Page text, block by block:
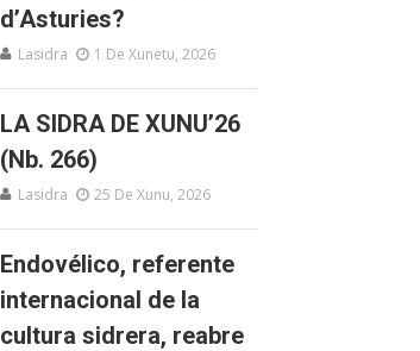
d’Asturies?
Lasidra 1 De Xunetu, 2026
LA SIDRA DE XUNU’26
(Nb. 266)
Lasidra 25 De Xunu, 2026
Endovélico, referente
internacional de la
cultura sidrera, reabre